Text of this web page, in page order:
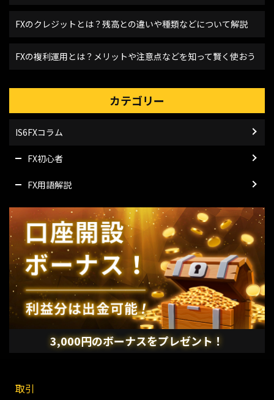
FXのクレジットとは？残高との違いや種類などについて解説
FXの複利運用とは？メリットや注意点などを知って賢く使おう
カテゴリー
IS6FXコラム
FX初心者
FX用語解説
3,000円のボーナスをプレゼント！
取引